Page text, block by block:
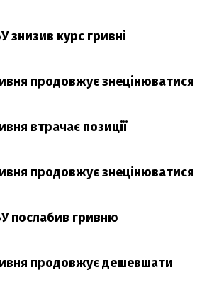
знизив курс гривні
продовжує знецінюватися
втрачає позиції
продовжує знецінюватися
послабив гривню
продовжує дешевшати